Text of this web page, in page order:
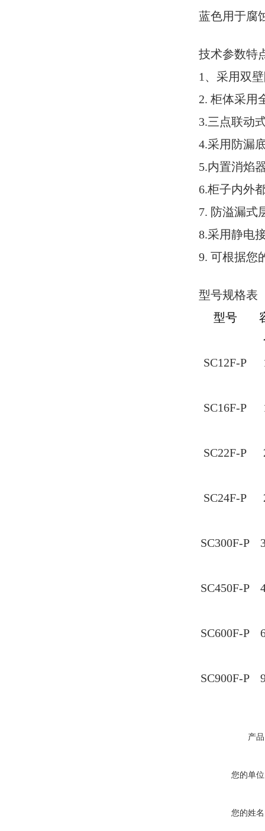
蓝色用于腐
技术参数特
1 、采用双
2. 柜体采用
3.三点联动
4.采用防漏
5.内置消焰
6.柜子内外
7. 防溢漏式
8.采用静电
9. 可根据您
型号规格表
型号
SC12F-P
SC16F-P
SC22F-P
SC24F-P
SC300F-P
SC450F-P
SC600F-P
SC900F-P
产
您的单
您的姓